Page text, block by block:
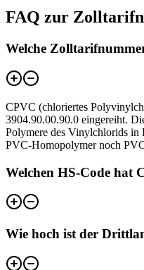
FAQ zur
Welche
CPVC (chloriertes
3904.90.00.90.0 eingereiht.
Polymere des Vinylchlorids in
PVC-Homopolymer noch
Welchen HS-Code hat
Wie hoch ist der